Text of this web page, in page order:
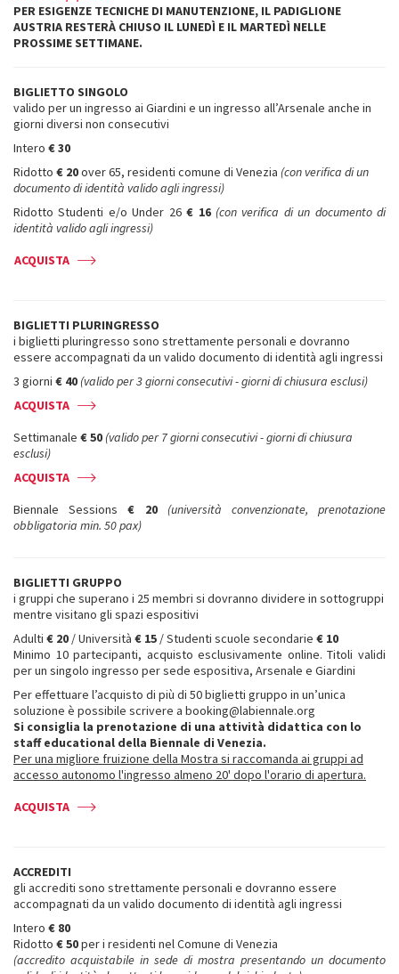
PER ESIGENZE TECNICHE DI MANUTENZIONE, IL PADIGLIONE
AUSTRIA RESTERÀ CHIUSO IL LUNEDÌ E IL MARTEDÌ NELLE
PROSSIME SETTIMANE.
BIGLIETTO SINGOLO
valido per un ingresso ai Giardini e un ingresso all’Arsenale anche in
giorni diversi non consecutivi
Intero € 30
Ridotto € 20over 65, residenti comune di Venezia (con verifica di un
documento di identità valido agli ingressi)
Ridotto Studenti e/o Under 26€ 16 (con verifica di un documento di
identità valido agli ingressi)
ACQUISTA
BIGLIETTI PLURINGRESSO
i biglietti pluringresso sono strettamente personali e dovranno
essere accompagnati da un valido documento di identità agli ingressi
3 giorni € 40 (valido per 3 giorni consecutivi - giorni di chiusura esclusi)
ACQUISTA
Settimanale € 50 (valido per 7 giorni consecutivi - giorni di chiusura
esclusi)
ACQUISTA
Biennale Sessions€ 20
(università convenzionate, prenotazione
obbligatoria min. 50 pax)
BIGLIETTI GRUPPO
i gruppi che superano i 25 membri si dovranno dividere in sottogruppi
mentre visitano gli spazi espositivi
Adulti € 20 / Università € 15 / Studenti scuole secondarie € 10
Minimo 10 partecipanti, acquisto esclusivamente online. Titoli validi
per un singolo ingresso per sede espositiva, Arsenale e Giardini
Per effettuare l’acquisto di più di 50 biglietti gruppo in un’unica
soluzione è possibile scrivere a booking@labiennale.org
Si consiglia la prenotazione di una attività didattica con lo
staff educational della Biennale di Venezia.
Per una migliore fruizione della Mostra si raccomanda ai gruppi ad
accesso autonomo l'ingresso almeno 20' dopo l'orario di apertura.
ACQUISTA
ACCREDITI
gli accrediti sono strettamente personali e dovranno essere
accompagnati da un valido documento di identità agli ingressi
Intero € 80
Ridotto € 50per i residenti nel Comune di Venezia
(accredito acquistabile in sede di mostra presentando un documento